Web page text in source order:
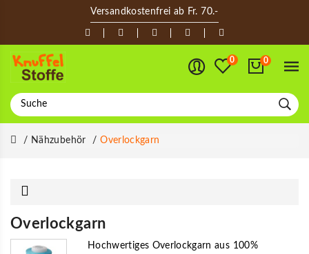
Versandkostenfrei ab Fr. 70.-
0 0
Nähzubehör Overlockgarn
Overlockgarn
Hochwertiges Overlockgarn aus 100%